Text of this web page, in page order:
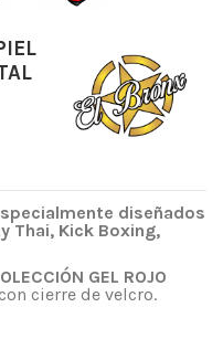
diseñados
Thai, Kick Boxing,
GEL ROJO
cierre de velcro.